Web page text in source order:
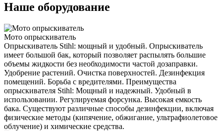
Наше оборудование
Мото опрыскиватель
Опрыскиватель Stihl: мощный и удобный. Опрыскиватель
имеет большой бак, который позволяет распылять большие
объемы жидкости без необходимости частой дозаправки.
Удобрение растений. Очистка поверхностей. Дезинфекция
помещений. Борьба с вредителями. Преимущества
опрыскивателя Stihl: Мощный и надежный. Удобный в
использовании. Регулируемая форсунка. Высокая емкость
бака. Существуют различные способы дезинфекции, включая
физические методы (кипячение, обжигание, ультрафиолетовое
облучение) и химические средства.